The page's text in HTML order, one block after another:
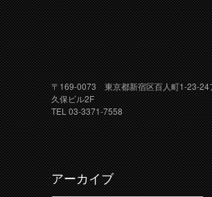
〒169-0073 東京都新宿区百人町1-23-24
久保ビル2F
TEL 03-3371-7558
アーカイブ